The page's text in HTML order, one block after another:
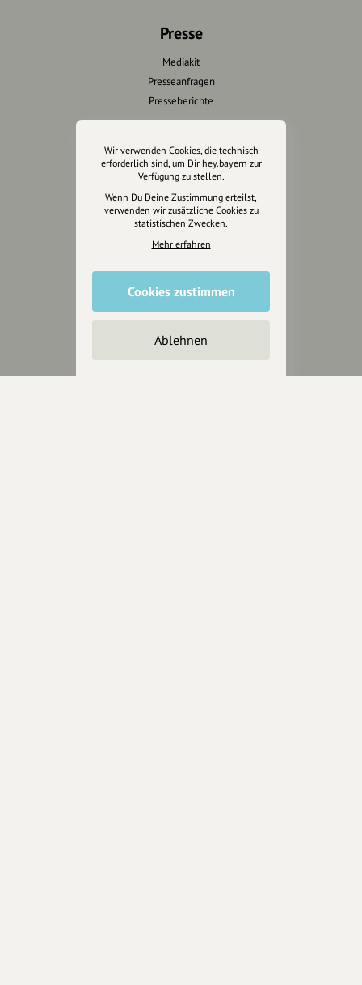
Presse
Mediakit
Presseanfragen
Presseberichte
Wir unterstützen Euch
Fotografie & mehr
Marketing
Design & Branding
Anakin Design
Unterstütze
unsere Plattform
Wir verwenden Cookies, die technisch
erforderlich sind, um Dir hey.bayern zur
Verfügung zu stellen.
Wenn Du Deine Zustimmung erteilst,
verwenden wir zusätzliche Cookies zu
statistischen Zwecken.
Mehr erfahren
Cookies zustimmen
Ablehnen